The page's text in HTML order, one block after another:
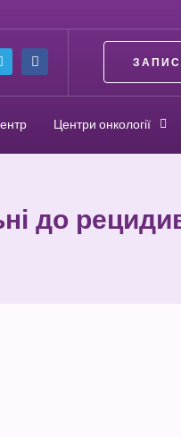
Центри онкології
до